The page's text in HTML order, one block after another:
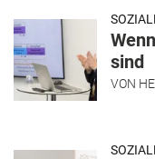
sind
VON